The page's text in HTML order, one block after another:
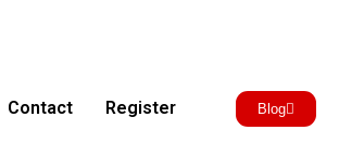
Contact Register Blog